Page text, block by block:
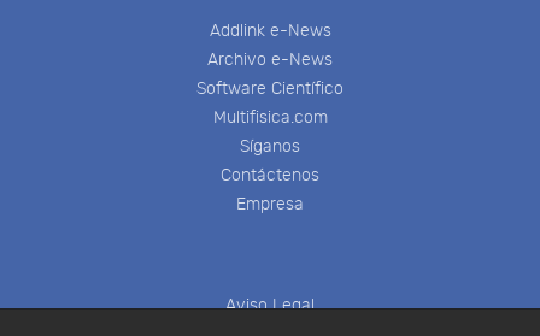
Addlink e-News
Archivo e-News
Software Científico
Multifisica.com
Síganos
Contáctenos
Empresa
Aviso Legal